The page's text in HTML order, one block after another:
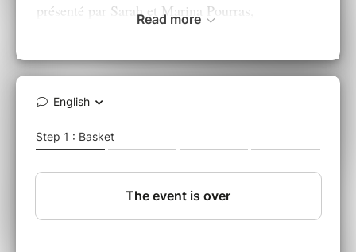
présenté par Sarah et Marina Pourras,
Ballet équestre de deux cavalières et leurs
face à face entre le toro et le torero - voltige
pour la soirée à thème
l'affiche de la soirée Feria et le déroulement de
la soirée!
Read more